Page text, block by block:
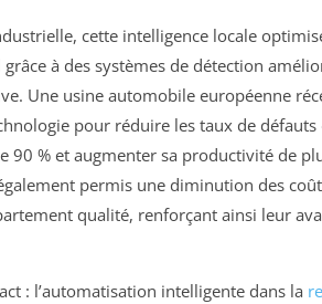
cette intelligence locale
à des systèmes de détection
Une usine automobile européenne
pour réduire les taux de défauts
90 % et augmenter sa productivité de
permis une diminution des
qualité, renforçant ainsi leur
: l’automatisation intelligente dans la